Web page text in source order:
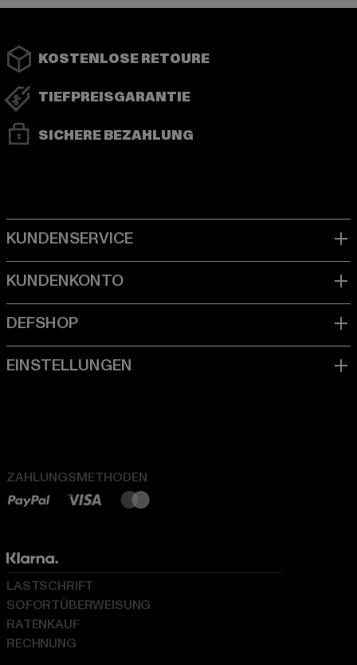
KOSTENLOSE RETOURE
TIEFPREISGARANTIE
SICHERE BEZAHLUNG
ZAHLUNGSMETHODEN
LASTSCHRIFT
SOFORTÜBERWEISUNG
RATENKAUF
RECHNUNG